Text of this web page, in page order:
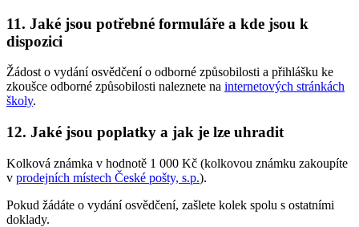
11. Jaké jsou potřebné formuláře a kde jsou k
dispozici
Žádost o vydání osvědčení o odborné způsobilosti a přihlášku ke
zkoušce odborné způsobilosti naleznete na internetových stránkách
školy.
12. Jaké jsou poplatky a jak je lze uhradit
Kolková známka v hodnotě 1 000 Kč (kolkovou známku zakoupíte
v prodejních místech České pošty, s.p.).
Pokud žádáte o vydání osvědčení, zašlete kolek spolu s ostatními
doklady.